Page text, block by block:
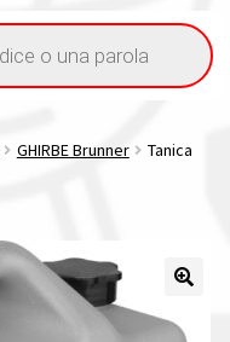
GHIRBE Brunner
Tanica